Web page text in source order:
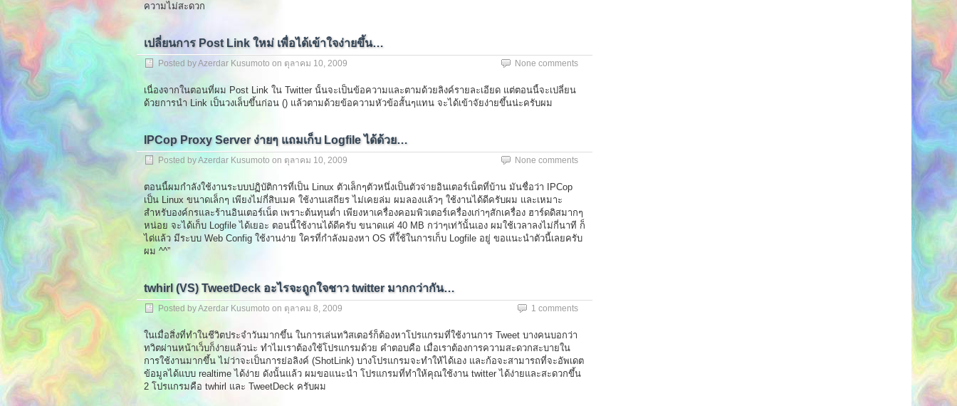
ความไม่สะดวก
เปลี่ยนการ Post Link ใหม่ เพื่อได้เข้าใจง่ายขึ้น…
Posted by Azerdar Kusumoto on ตุลาคม 10, 2009 None comments
เนื่องจากในตอนที่ผม Post Link ใน Twitter นั้นจะเป็นข้อความและตามด้วยลิงค์รายละเอียด แต่ตอนนี้จะเปลี่ยน
ด้วยการนำ Link เป็นวงเล็บขึ้นก่อน () แล้วตามด้วยข้อความหัวข้อสั้นๆแทน จะได้เข้าจัยง่ายขึ้นน่ะครับผม
IPCop Proxy Server ง่ายๆ แถมเก็บ Logfile ได้ด้วย…
Posted by Azerdar Kusumoto on ตุลาคม 10, 2009 None comments
ตอนนี้ผมกำลังใช้งานระบบปฏิบัติการที่เป็น Linux ตัวเล็กๆตัวหนึ่งเป็นตัวจ่ายอินเตอร์เน็ตที่บ้าน มันชื่อว่า IPCop
เป็น Linux ขนาดเล็กๆ เพียงไม่กี่สิบเมค ใช้งานเสถียร ไม่เคยล่ม ผมลองแล้วๆ ใช้งานได้ดีครับผม และเหมาะ
สำหรับองค์กรและร้านอินเตอร์เน็ต เพราะต้นทุนต่ำ เพียงหาเครื่องคอมพิวเตอร์เครื่องเก่าๆสักเครื่อง ฮาร์ดดิสมากๆ
หน่อย จะได้เก็บ Logfile ได้เยอะ ตอนนี้ใช้งานได้ดีครับ ขนาดแค่ 40 MB กว่าๆเท่าันั้นเอง ผมใช้เวลาลงไม่กี่นาที ก็
ได่แล้ว มีระบบ Web Config ใช้งานง่าย ใครที่กำลังมองหา OS ที่ใ้ช้ในการเก็บ Logfile อยู่ ขอแนะนำตัวนี้เลยครับ
ผม ^^”
twhirl (VS) TweetDeck อะไรจะถูกใจชาว twitter มากกว่ากัน…
Posted by Azerdar Kusumoto on ตุลาคม 8, 2009 1 comments
ในเมื่อสิ่งที่ทำในชีวิตประจำวันมากขึ้น ในการเล่นทวิสเตอร์ก็ต้องหาโปรแกรมที่ใช้งานการ Tweet บางคนบอกว่า
ทวิตผ่านหน้าเว็บก็ง่ายแล้วน่ะ ทำไมเราต้องใช้โปรแกรมด้วย คำตอบคือ เมื่อเราต้องการความสะดวกสะบายใน
การใช้งานมากขึ้น ไม่ว่าจะเป็นการย่อลิงค์ (ShotLink) บางโปรแกรมจะทำให้ได้เอง และก้อจะสามารถที่จะอัพเดต
ข้อมูลได้แบบ realtime ได้ง่าย ดังนั้นแล้ว ผมขอแนะนำ โปรแกรมที่ทำให้คุณใช้งาน twitter ได้ง่ายและสะดวกขึ้น
2 โปรแกรมคือ twhirl และ TweetDeck ครับผม